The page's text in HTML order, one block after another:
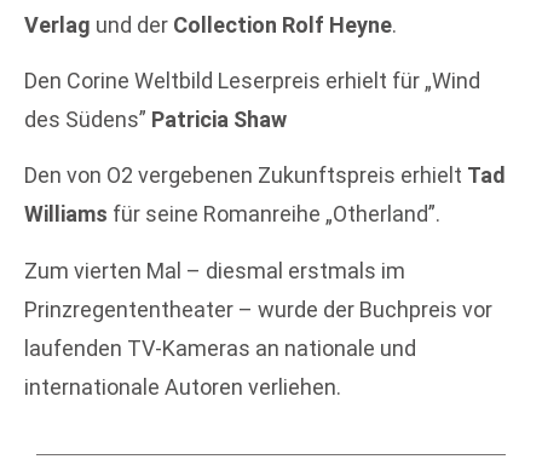
Verlag und der Collection Rolf Heyne.
Den Corine Weltbild Leserpreis erhielt für „Wind
des Südens” Patricia Shaw
Den von O2 vergebenen Zukunftspreis erhielt Tad
Williams für seine Romanreihe „Otherland”.
Zum vierten Mal – diesmal erstmals im
Prinzregententheater – wurde der Buchpreis vor
laufenden TV-Kameras an nationale und
internationale Autoren verliehen.